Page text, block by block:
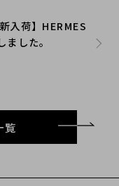
入荷】HERMES
した。
覧